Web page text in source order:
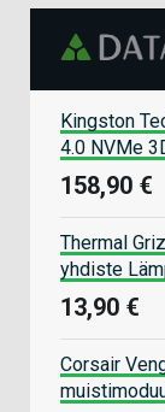
Kingston
4.0 NVMe
158,90 €
Thermal
yhdiste
13,90 €
Corsair